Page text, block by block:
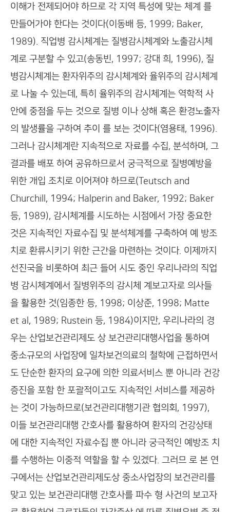
이해가 전제되어야 하므로 각 지역 특성에 맞는 체계 를
만들어가야 한다는 것이다(이동배 등, 1999; Baker,
1989). 직업병 감시체계는 질병감시체계와 노출감시체
계로 구분할 수 있고(송동빈, 1997; 강대 희, 1996), 질
병감시체계는 환자위주의 감시체계와 율위주의 감시체계
로 나눌 수 있는데, 특히 율위주의 감시체계는 역학적 사
안에 중점을 두는 것으로 질병 이나 상해 혹은 환경노출자
의 발생률을 구하여 추이 를 보는 것이다(염용태, 1996).
그러나 감시체계란 지속적으로 자료를 수집, 분석하며, 그
결과를 배포 하여 공유하므로서 궁극적으로 질병예방을
위한 개입 조치로 이어져야 하므로(Teutsch and
Churchill, 1994; Halperin and Baker, 1992; Baker
등, 1989), 감시체계를 시도하는 시점에서 가장 중요한
것은 지속적인 자료수집 및 분석체계를 구축하여 예 방조
치로 환류시키기 위한 근간을 마련하는 것이다. 이제까지
선진국을 비롯하여 최근 들어 시도 중인 우리나라의 직업
병 감시체계에서 질병위주의 감시체 계보고자로 의사들
을 활용한 것(임종한 등, 1998; 이상준, 1998; Matte
et al, 1989; Rustein 등, 1984)이지만, 우리나라의 경
우는 산업보건관리제도 상 보건관리대행사업을 통하여
중소규모의 사업장에 일차보건의료의 철학에 근접하면서
도 단순한 환자의 요구에 의한 의료서비스 뿐 아니라 건강
증진을 포함 한 포괄적이고도 지속적인 서비스를 제공하
는 것이 가능하므로(보건관리대행기관 협의회, 1997),
이들 보건관리대행 간호사를 활용하여 환자의 건강상태
에 대한 지속적인 자료수집 뿐 아니라 궁극적인 예방조 치
를 수행하는 이중적 역할을 할 수 있겠다. 그러므 로 본 연
구에서는 산업보건관리제도상 중소사업장의 보건관리를
맞고 있는 보건관리대행 간호사를 파수 형 사건의 보고자